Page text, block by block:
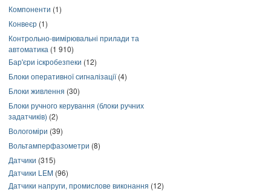
Компоненти (1)
Конвеєр (1)
Контрольно-вимірювальні прилади та
автоматика (1 910)
Бар'єри іскробезпеки (12)
Блоки оперативної сигналізації(4)
Блоки живлення (30)
Блоки ручного керування (блоки ручних
задатчиків) (2)
Вологоміри (39)
Вольтамперфазометри (8)
Датчики (315)
Датчики LEM (96)
Датчики напруги, промислове виконання (12)